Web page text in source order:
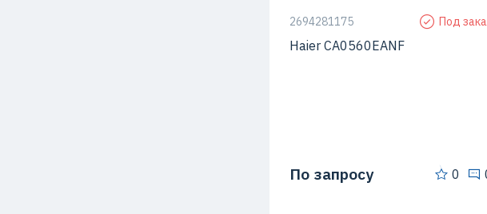
2694281175 Под
Haier CA0560EANF
По запросу 0